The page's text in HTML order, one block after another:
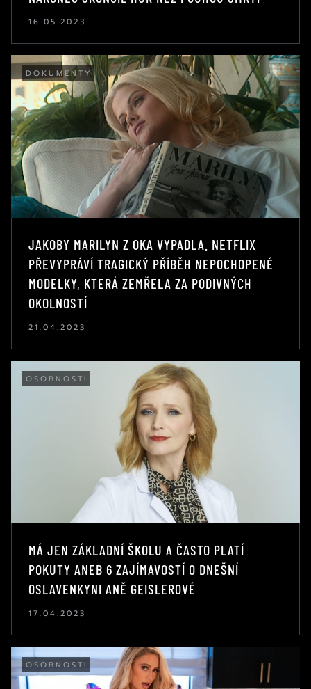
16.05.2023
DOKUMENTY
JAKOBY MARILYN Z OKA VYPADLA. NETFLIX
PŘEVYPRÁVÍ TRAGICKÝ PŘÍBĚH NEPOCHOPENÉ
MODELKY, KTERÁ ZEMŘELA ZA PODIVNÝCH
OKOLNOSTÍ
21.04.2023
OSOBNOSTI
MÁ JEN ZÁKLADNÍ ŠKOLU A ČASTO PLATÍ
POKUTY ANEB 6 ZAJÍMAVOSTÍ O DNEŠNÍ
OSLAVENKYNI ANĚ GEISLEROVÉ
17.04.2023
OSOBNOSTI